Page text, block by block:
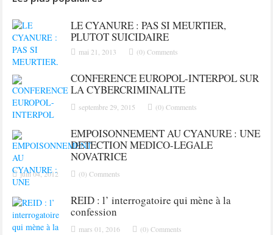
LE CYANURE : PAS SI MEURTIER,
PLUTOT SUICIDAIRE
mai 21, 2013 (0) Comments
CONFERENCE EUROPOL-INTERPOL SUR
LA CYBERCRIMINALITE
septembre 29, 2015 (0) Comments
EMPOISONNEMENT AU CYANURE : UNE
DETECTION MEDICO-LEGALE
NOVATRICE
juin 04, 2012 (0) Comments
REID : l’ interrogatoire qui mène à la
confession
mars 01, 2016 (0) Comments